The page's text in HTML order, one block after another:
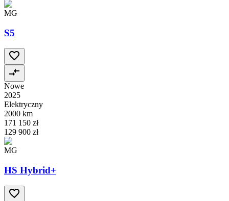
MG
S5
Nowe
2025
Elektryczny
2000 km
171 150 zł
129 900 zł
MG
HS Hybrid+